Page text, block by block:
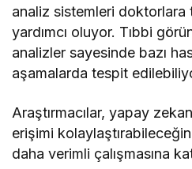
analiz sistemleri doktorlara
yardımcı oluyor. Tıbbi
analizler sayesinde bazı
aşamalarda tespit
Araştırmacılar, yapay
erişimi
daha verimli çalışmasına